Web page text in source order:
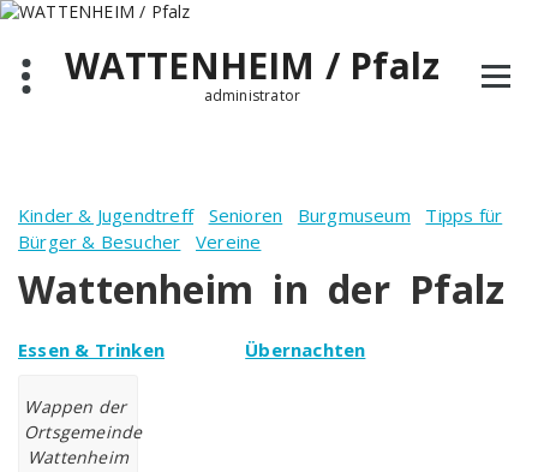
Zum
springenWATTENHEIM / Pfalz
administrator
Kinder & Jugendtreff Senioren Burgmuseum
Tipps für
Bürger & Besucher
Vereine
Wattenheim in der Pfalz
Essen & Trinken Übernachten
Wappen der
Ortsgemeinde
Wattenheim